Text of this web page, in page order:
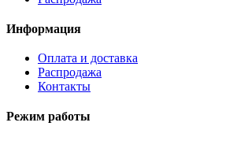
Информация
Оплата и доставка
Распродажа
Контакты
Режим работы